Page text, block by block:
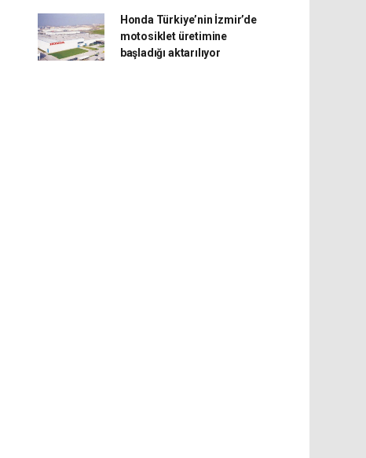
Honda Türkiye’nin İzmir’de
motosiklet üretimine
başladığı aktarılıyor